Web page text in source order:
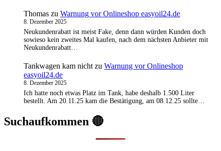
Thomas zu Warnung vor Onlineshop easyoil24.de
8. Dezember 2025
Neukundenrabatt ist meist Fake, denn dann würden Kunden doch
sowieso kein zweites Mal kaufen, nach dem nächsten Anbieter mit
Neukundenrabatt…
Tankwagen kam nicht zu Warnung vor Onlineshop
easyoil24.de
8. Dezember 2025
Ich hatte noch etwas Platz im Tank, habe deshalb 1.500 Liter
bestellt. Am 20.11.25 kam die Bestätigung, am 08.12.25 sollte…
Suchaufkommen 🔴